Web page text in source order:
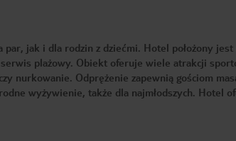
jak i dla rodzin z dziećmi. Hotel położony
plażowy. Obiekt oferuje wiele atrakcji
nurkowanie. Odprężenie zapewnią gościom
wyżywienie, także dla najmłodszych. Hotel